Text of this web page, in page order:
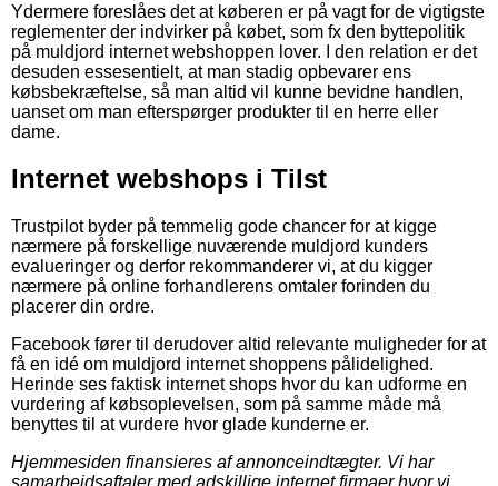
Ydermere foreslåes det at køberen er på vagt for de vigtigste
reglementer der indvirker på købet, som fx den byttepolitik
på muldjord internet webshoppen lover. I den relation er det
desuden essesentielt, at man stadig opbevarer ens
købsbekræftelse, så man altid vil kunne bevidne handlen,
uanset om man efterspørger produkter til en herre eller
dame.
Internet webshops i Tilst
Trustpilot byder på temmelig gode chancer for at kigge
nærmere på forskellige nuværende muldjord kunders
evalueringer og derfor rekommanderer vi, at du kigger
nærmere på online forhandlerens omtaler forinden du
placerer din ordre.
Facebook fører til derudover altid relevante muligheder for at
få en idé om muldjord internet shoppens pålidelighed.
Herinde ses faktisk internet shops hvor du kan udforme en
vurdering af købsoplevelsen, som på samme måde må
benyttes til at vurdere hvor glade kunderne er.
Hjemmesiden finansieres af annonceindtægter. Vi har